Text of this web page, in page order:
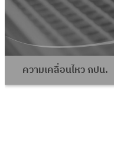
ความเคลื่อนไหว กปน.